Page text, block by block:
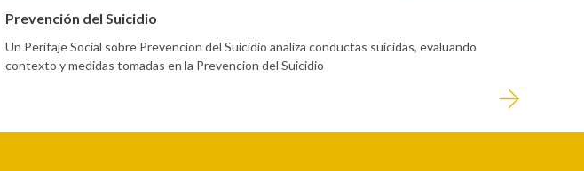
Prevención del Suicidio
Un Peritaje Social sobre Prevencion del Suicidio analiza conductas suicidas, evaluando
contexto y medidas tomadas en la Prevencion del Suicidio